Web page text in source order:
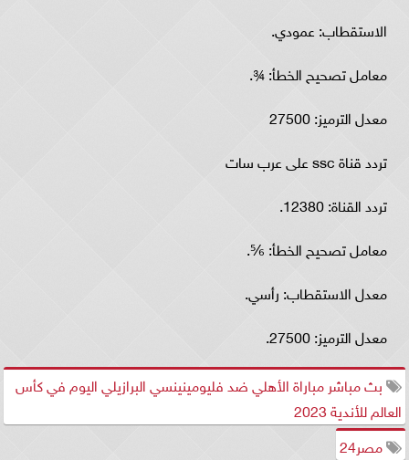
الاستقطاب: عمودي.
معامل تصحيح الخطأ: ¾.
معدل الترميز: 27500
تردد قناة ssc على عرب سات
تردد القناة: 12380.
معامل تصحيح الخطأ: ⅚.
معدل الاستقطاب: رأسي.
معدل الترميز: 27500.
بث مباشر مباراة الأهلي ضد فليومينينسي البرازيلي اليوم في كأس
العالم للأندية 2023
مصر24